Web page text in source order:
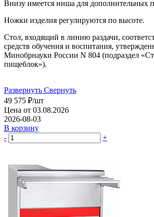
Внизу имеется ниша для дополнительных
Ножки изделия регулируются по высоте.
Cтол, входящий в линию раздачи,
средств обучения и воспитания,
Минобрнауки России N 804 (подраздел
пищеблок»).
Развернуть Свернуть
49 575 ₽/шт
Цена от 03.08.2026
2026-08-03
В корзину
-
+